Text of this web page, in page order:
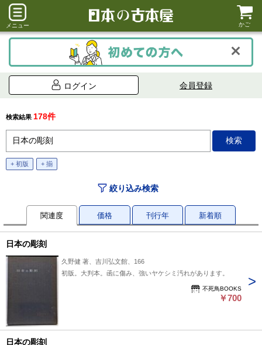
メニュー かご
ログイン 会員登録
検索結果 178件
+ 初版 + 揃
絞り込み検索
関連度 価格 刊行年 新着順
日本の彫刻
久野健 著、吉川弘文館、166
初版。大判本。函に傷み、強いヤケシミ汚れがあります。
不死鳥BOOKS
￥700
日本の彫刻